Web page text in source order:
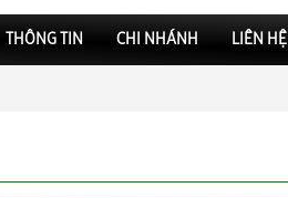
THÔNG TIN CHI NHÁNH LIÊN HỆ